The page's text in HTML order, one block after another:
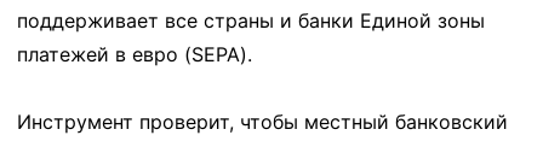
поддерживает все страны и банки Единой зоны
платежей в евро (SEPA).
Инструмент проверит, чтобы местный банковский